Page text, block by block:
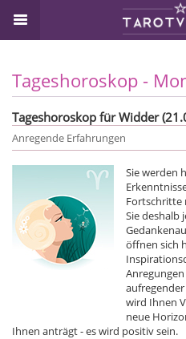
Tageshoroskop -
Tageshoroskop für Widder
Anregende Erfahrungen
Sie werden
Fortschritte
Sie deshalb
öffnen sich
wird Ihnen
neue
Ihnen anträgt - es wird positiv sein.